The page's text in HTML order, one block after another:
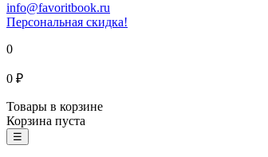
info@favoritbook.ru
Персональная скидка!
0
0 ₽
Товары в корзине
Корзина пуста
☰